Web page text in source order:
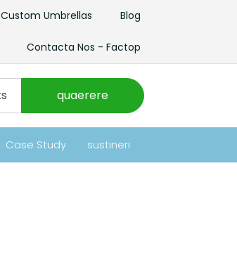
Custom Umbrellas Blog
Contacta Nos - Factop
quaerere
Case Study sustineri